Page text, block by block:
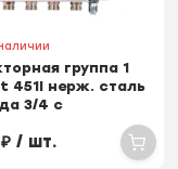
группа 1
451I нерж. сталь
3/4 с
₽ / шт.